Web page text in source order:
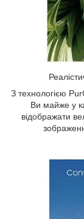
З технологією
Ви майже у
відображати